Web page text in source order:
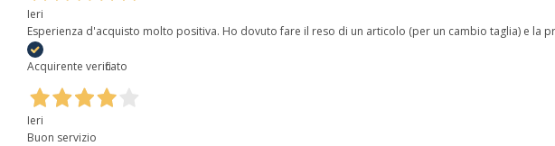
Ieri
Esperienza d'acquisto molto positiva. Ho dovuto fare il reso di un articolo (per un cambio taglia) e la
Acquirente verificato
Ieri
Buon servizio